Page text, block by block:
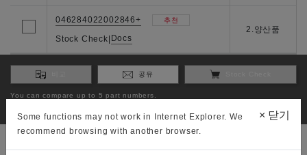
Some functions may not work in Internet Explorer. We
recommend browsing with another browser.
× 닫기
046284022002846+ 추천
Stock Check| Docs
2.양산품
공유
You can compare up to 5 part numbers.